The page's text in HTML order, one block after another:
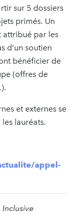
sur 5 dossiers
primés. Un
attribué par les
d’un soutien
bénéficier de
(offres de
et externes se
lauréats.
appel-